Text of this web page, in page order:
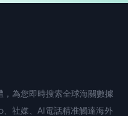
為您即時搜索全球海關數據
社媒、AI電話精准觸達海外